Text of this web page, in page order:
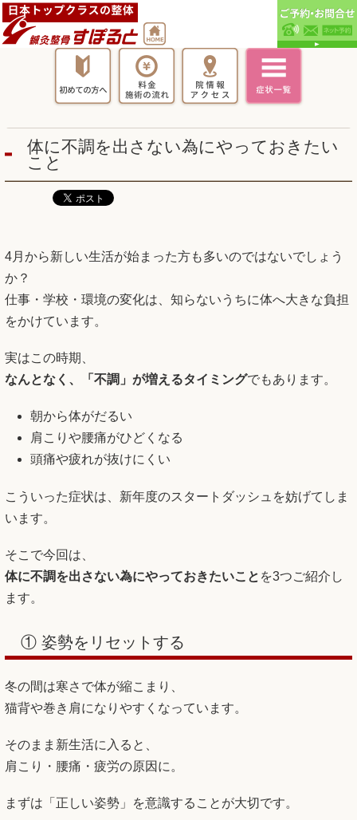
体に不調を出さない為にやっておきたい
こと
4月から新しい生活が始まった方も多いのではないでしょう
か？
仕事・学校・環境の変化は、知らないうちに体へ大きな負担
をかけています。
実はこの時期、
なんとなく、「不調」が増えるタイミングでもあります。
朝から体がだるい
肩こりや腰痛がひどくなる
頭痛や疲れが抜けにくい
こういった症状は、新年度のスタートダッシュを妨げてしま
います。
そこで今回は、
体に不調を出さない為にやっておきたいこと を3つご紹介し
ます。
① 姿勢をリセットする
冬の間は寒さで体が縮こまり、
猫背や巻き肩になりやすくなっています。
そのまま新生活に入ると、
肩こり・腰痛・疲労の原因に。
まずは「正しい姿勢」を意識することが大切です。